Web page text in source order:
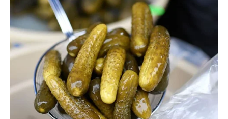
Začinite pire po sopstvenom ukusu: so, biber i biber.
U krompir umiješajte sjeckani peršun i kukuruzni škrob dok se
tijesto ne zgusne.
Od pripremljenog testa formirajte male loptice, pa ih lagano
poravnajte oklagijom. Svako lisnato tijesto prvo stavite u jaja, a
zatim u krušne mrvice.